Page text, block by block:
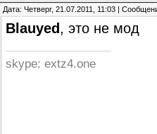
Дата: Четверг, 21.07.2011, 11:03 |
Blauyed, это не мод
skype: extz4.one